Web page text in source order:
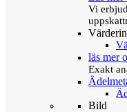
Vi
läs mer
Exakt
Bild